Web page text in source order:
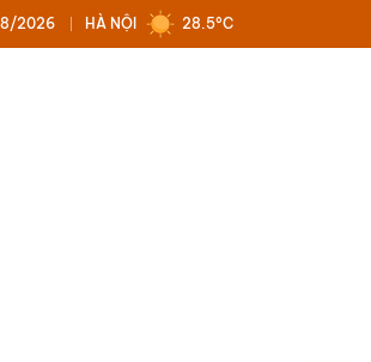
HÀ NỘI
2026 28.5°C